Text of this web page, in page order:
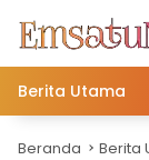
konten
Berita Utama
Beranda Berita